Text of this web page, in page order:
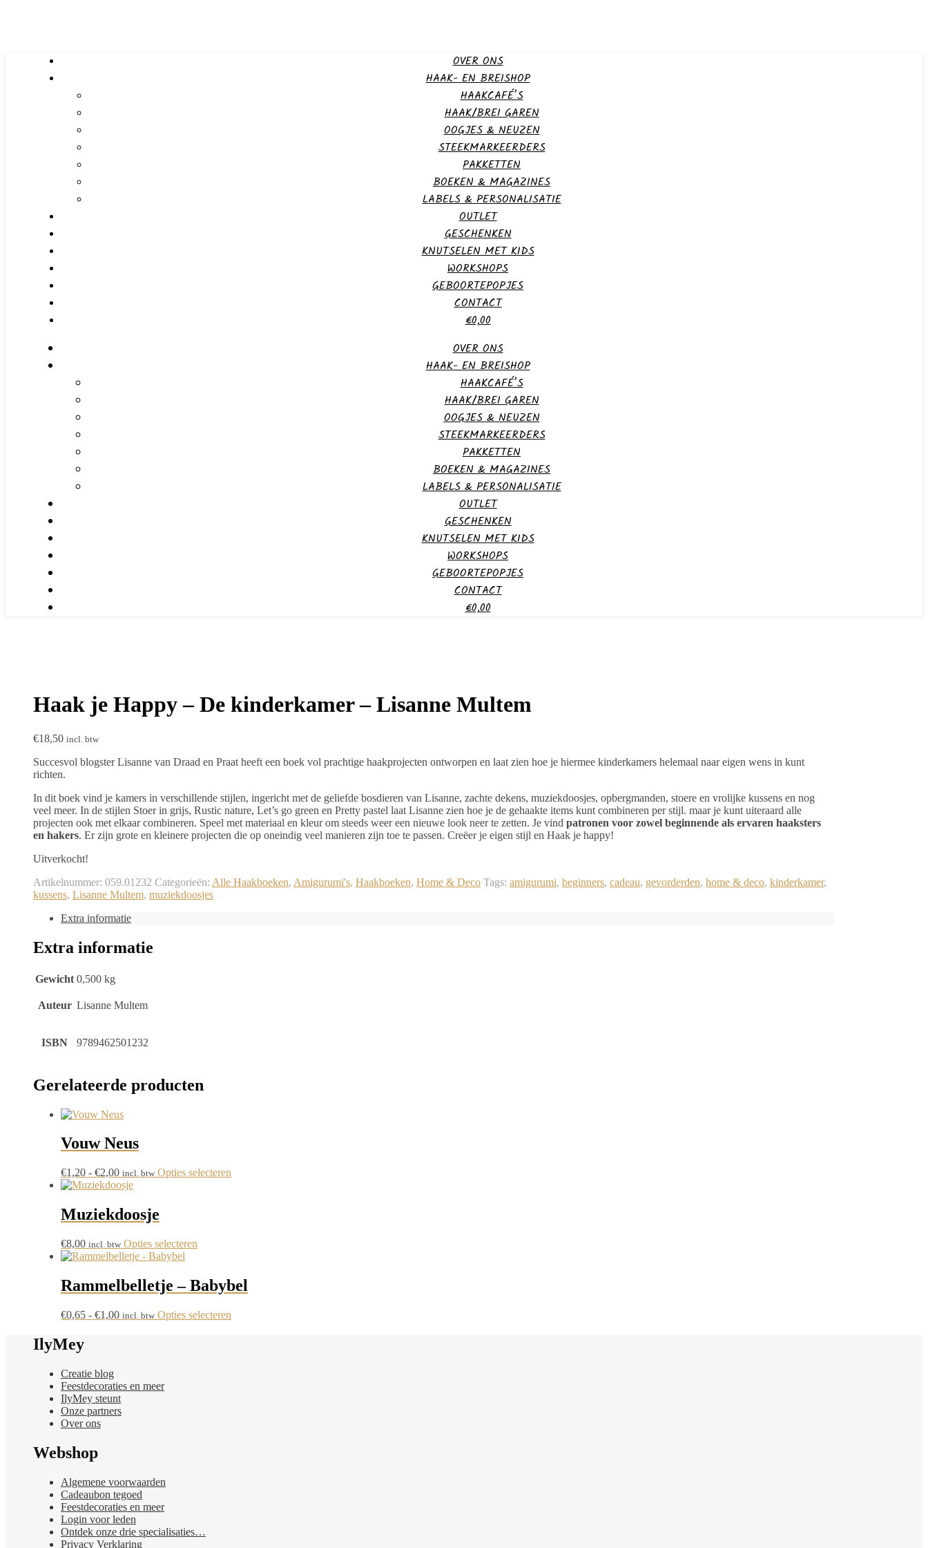
OVER ONS
HAAK- EN BREISHOP
HAAKCAFÉ’S
HAAK/BREI GAREN
OOGJES & NEUZEN
STEEKMARKEERDERS
PAKKETTEN
BOEKEN & MAGAZINES
LABELS & PERSONALISATIE
OUTLET
GESCHENKEN
KNUTSELEN MET KIDS
WORKSHOPS
GEBOORTEPOPJES
CONTACT
€0,00
OVER ONS
HAAK- EN BREISHOP
HAAKCAFÉ’S
HAAK/BREI GAREN
OOGJES & NEUZEN
STEEKMARKEERDERS
PAKKETTEN
BOEKEN & MAGAZINES
LABELS & PERSONALISATIE
OUTLET
GESCHENKEN
KNUTSELEN MET KIDS
WORKSHOPS
GEBOORTEPOPJES
CONTACT
€0,00
Haak je Happy – De kinderkamer – Lisanne Multem
€18,50 incl. btw
Succesvol blogster Lisanne van Draad en Praat heeft een boek vol prachtige haakprojecten ontworpen en laat zien hoe je hiermee kinderkamers helemaal naar eigen wens in kunt
richten.
In dit boek vind je kamers in verschillende stijlen, ingericht met de geliefde bosdieren van Lisanne, zachte dekens, muziekdoosjes, opbergmanden, stoere en vrolijke kussens en nog
veel meer. In de stijlen Stoer in grijs, Rustic nature, Let’s go green en Pretty pastel laat Lisanne zien hoe je de gehaakte items kunt combineren per stijl. maar je kunt uiteraard alle
projecten ook met elkaar combineren. Speel met materiaal en kleur om steeds weer een nieuwe look neer te zetten. Je vind patronen voor zowel beginnende als ervaren haaksters
en hakers. Er zijn grote en kleinere projecten die op oneindig veel manieren zijn toe te passen. Creëer je eigen stijl en Haak je happy!
Uitverkocht!
Artikelnummer: 059.01232 Categorieën: Alle Haakboeken, Amigurumi's, Haakboeken, Home & Deco Tags: amigurumi, beginners, cadeau, gevorderden, home & deco, kinderkamer,
kussens, Lisanne Multem, muziekdoosjes
Extra informatie
Extra informatie
Gewicht 0,500 kg
Auteur Lisanne Multem
ISBN 9789462501232
Gerelateerde producten
Vouw Neus
€1,20 - €2,00Prijsklasse:
€1,20
€2,00
incl. btw Opties selecteren
worden
op
productpagina
Muziekdoosje
€8,00 incl. btw Opties selecteren
meerdere
variaties.
optie
Rammelbelletje – Babybel
€0,65 - €1,00Prijsklasse:
incl. btw Opties selecteren
IlyMey
Creatie blog
Feestdecoraties en meer
IlyMey steunt
Onze partners
Over ons
Webshop
Algemene voorwaarden
Cadeaubon tegoed
Feestdecoraties en meer
Login voor leden
Ontdek onze drie specialisaties…
Privacy Verklaring